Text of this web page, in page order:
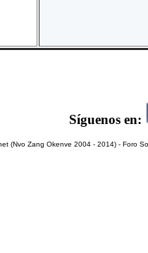
Síguenos en:
(Nvo Zang Okenve 2004 - 2014) - Foro